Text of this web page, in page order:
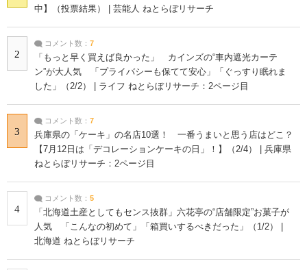
中】（投票結果） | 芸能人 ねとらぼリサーチ
2
コメント数： 7
「もっと早く買えば良かった」 カインズの“車内遮光カーテ
ン”が大人気 「プライバシーも保てて安心」「ぐっすり眠れま
した」（2/2） | ライフ ねとらぼリサーチ：2ページ目
3
コメント数： 7
兵庫県の「ケーキ」の名店10選！ 一番うまいと思う店はどこ？
【7月12日は「デコレーションケーキの日」！】（2/4） | 兵庫県
ねとらぼリサーチ：2ページ目
4
コメント数： 5
「北海道土産としてもセンス抜群」六花亭の“店舗限定”お菓子が
人気 「こんなの初めて」「箱買いするべきだった」（1/2） |
北海道 ねとらぼリサーチ